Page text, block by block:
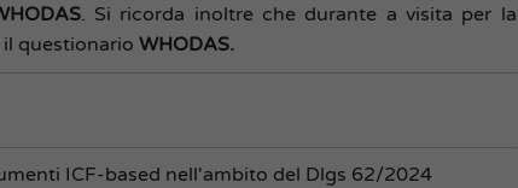
. Si ricorda inoltre che durante a visita per la
questionario WHODAS.
ICF-based nell'ambito del Dlgs 62/2024